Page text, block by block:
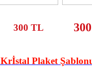
300 TL
Krİstal Plaket